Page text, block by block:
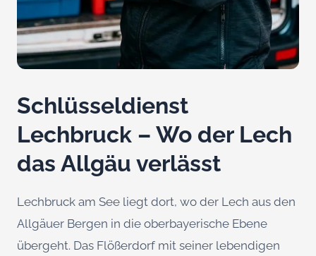
Schlüsseldienst
Lechbruck – Wo der Lech
das Allgäu verlässt
Lechbruck am See liegt dort, wo der Lech aus den
Allgäuer Bergen in die oberbayerische Ebene
übergeht. Das Flößerdorf mit seiner lebendigen